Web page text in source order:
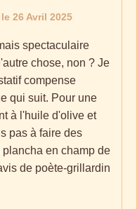
le 26 Avril 2025
spectaculaire
chose, non ? Je
compense
qui suit. Pour une
à l'huile d'olive et
pas à faire des
en champ de
de poète-grillardin